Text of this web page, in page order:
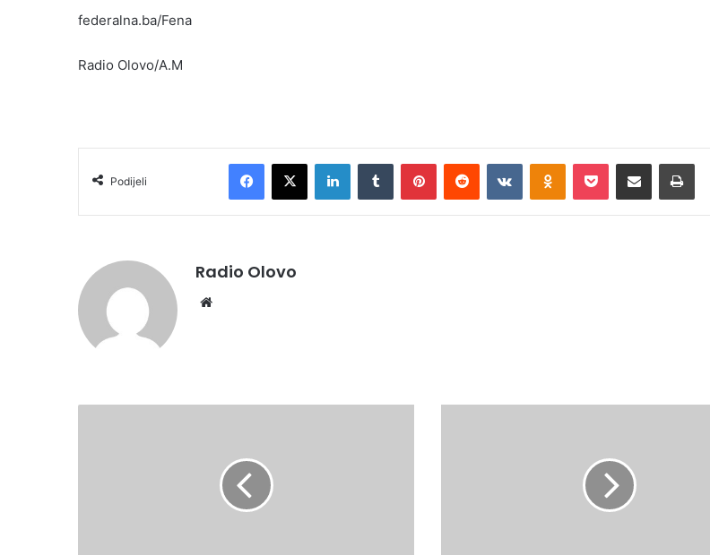
federalna.ba/Fena
Radio Olovo/A.M
Podijeli
Facebook
X LinkedInTumblr PinterestReddit VKontakteOdnoklassniki
Pocket Podijeli putem Emaila
Radio Olovo